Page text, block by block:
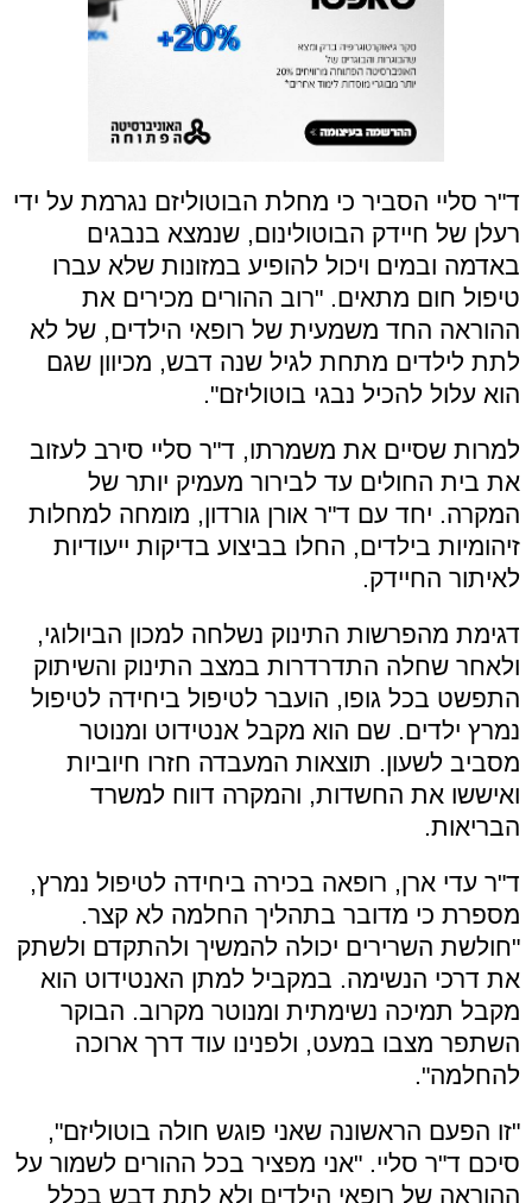
ד"ר סליי הסביר כי מחלת הבוטוליזם נגרמת על ידי
רעלן של חיידק הבוטולינום, שנמצא בנבגים
באדמה ובמים ויכול להופיע במזונות שלא עברו
טיפול חום מתאים. "רוב ההורים מכירים את
ההוראה החד משמעית של רופאי הילדים, של לא
לתת לילדים מתחת לגיל שנה דבש, מכיוון שגם
הוא עלול להכיל נבגי בוטוליזם".
למרות שסיים את משמרתו, ד"ר סליי סירב לעזוב
את בית החולים עד לבירור מעמיק יותר של
המקרה. יחד עם ד"ר אורן גורדון, מומחה למחלות
זיהומיות בילדים, החלו בביצוע בדיקות ייעודיות
לאיתור החיידק.
דגימת מהפרשות התינוק נשלחה למכון הביולוגי,
ולאחר שחלה התדרדרות במצב התינוק והשיתוק
התפשט בכל גופו, הועבר לטיפול ביחידה לטיפול
נמרץ ילדים. שם הוא מקבל אנטידוט ומנוטר
מסביב לשעון. תוצאות המעבדה חזרו חיוביות
ואיששו את החשדות, והמקרה דווח למשרד
הבריאות.
ד"ר עדי ארן, רופאה בכירה ביחידה לטיפול נמרץ,
מספרת כי מדובר בתהליך החלמה לא קצר.
"חולשת השרירים יכולה להמשיך ולהתקדם ולשתק
את דרכי הנשימה. במקביל למתן האנטידוט הוא
מקבל תמיכה נשימתית ומנוטר מקרוב. הבוקר
השתפר מצבו במעט, ולפנינו עוד דרך ארוכה
להחלמה".
"זו הפעם הראשונה שאני פוגש חולה בוטוליזם",
סיכם ד"ר סליי. "אני מפציר בכל ההורים לשמור על
ההוראה של רופאי הילדים ולא לתת דבש בכלל